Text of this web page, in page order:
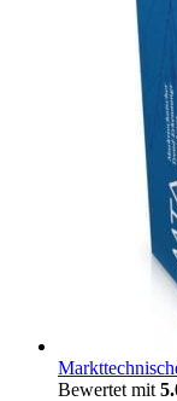
Bewertet mit